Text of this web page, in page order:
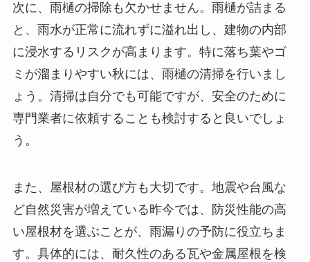
次に、雨樋の掃除も欠かせません。雨樋が詰まる
と、雨水が正常に流れずに溢れ出し、建物の内部
に浸水するリスクが高まります。特に落ち葉やゴ
ミが溜まりやすい秋には、雨樋の清掃を行いまし
ょう。清掃は自分でも可能ですが、安全のために
専門業者に依頼することも検討すると良いでしょ
う。
また、屋根材の選び方も大切です。地震や台風な
ど自然災害が増えている昨今では、防災性能の高
い屋根材を選ぶことが、雨漏りの予防に役立ちま
す。具体的には、耐久性のある瓦や金属屋根を検